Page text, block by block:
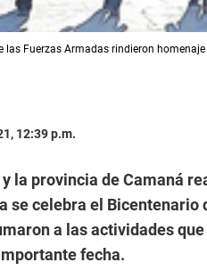
las Fuerzas Armadas rindieron
12:39 p.m.
la provincia de Camaná
se celebra el Bicentenario
a las actividades
fecha.